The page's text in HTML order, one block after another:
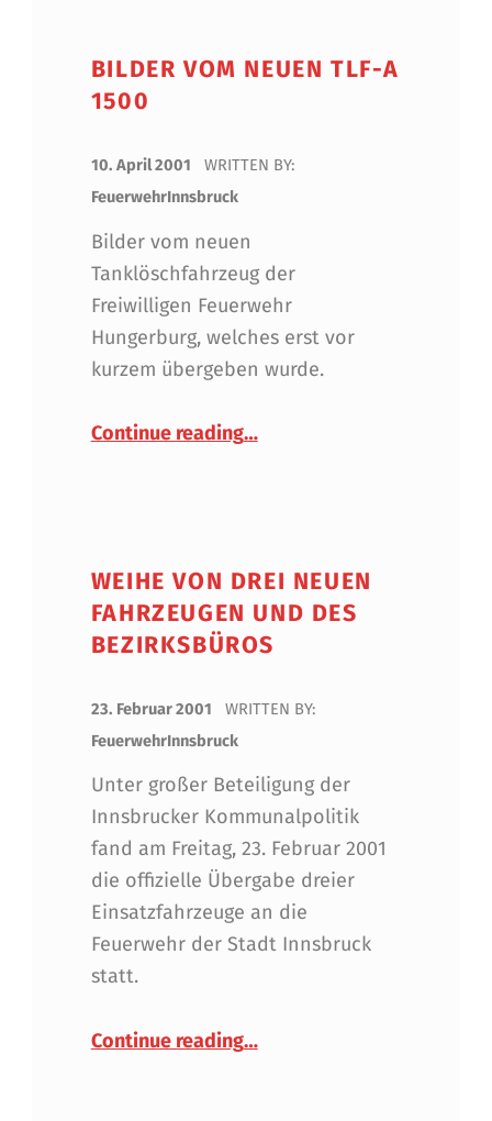
BILDER VOM NEUEN TLF-A
1500
10. April 2001
WRITTEN BY:
FeuerwehrInnsbruck
Bilder vom neuen
Tanklöschfahrzeug der
Freiwilligen Feuerwehr
Hungerburg, welches erst vor
kurzem übergeben wurde.
Continue reading…
WEIHE VON DREI NEUEN
FAHRZEUGEN UND DES
BEZIRKSBÜROS
23. Februar 2001
WRITTEN BY:
FeuerwehrInnsbruck
Unter großer Beteiligung der
Innsbrucker Kommunalpolitik
fand am Freitag, 23. Februar 2001
die offizielle Übergabe dreier
Einsatzfahrzeuge an die
Feuerwehr der Stadt Innsbruck
statt.
Continue reading…